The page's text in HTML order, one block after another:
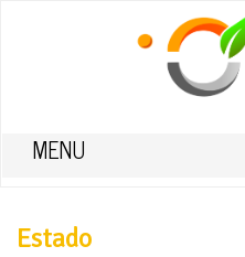
MENU
Estado